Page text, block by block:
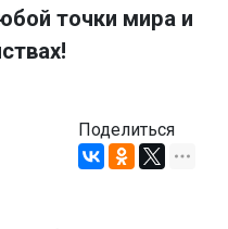
точки мира и
Поделиться